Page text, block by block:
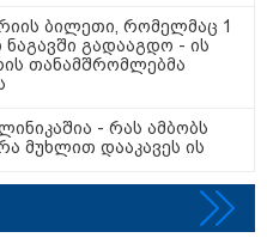
5-ჯერ შეცვლილი
4-ჯერ თავიდან
საქმე... მადლობა
მათ გარეშე ეს
არ დადგებოდა" - ქეთა
ბილეთი, რომელმაც 1
გადააგდო - ის
თანამშრომლებმა
- რას ამბობს
მუხლით დააკავეს ის